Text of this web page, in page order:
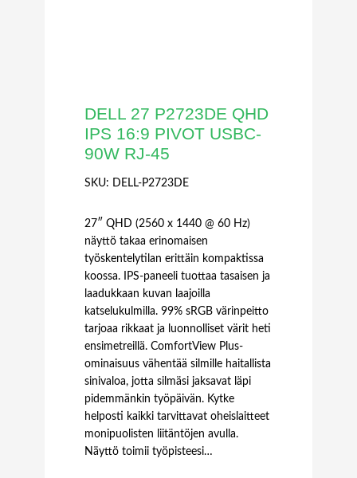
DELL 27 P2723DE QHD
IPS 16:9 PIVOT USBC-
90W RJ-45
SKU: DELL-P2723DE
27″ QHD (2560 x 1440 @ 60 Hz)
näyttö takaa erinomaisen
työskentelytilan erittäin kompaktissa
koossa. IPS-paneeli tuottaa tasaisen ja
laadukkaan kuvan laajoilla
katselukulmilla. 99% sRGB värinpeitto
tarjoaa rikkaat ja luonnolliset värit heti
ensimetreillä. ComfortView Plus-
ominaisuus vähentää silmille haitallista
sinivaloa, jotta silmäsi jaksavat läpi
pidemmänkin työpäivän. Kytke
helposti kaikki tarvittavat oheislaitteet
monipuolisten liitäntöjen avulla.
Näyttö toimii työpisteesi…